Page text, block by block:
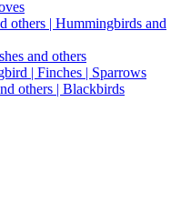
others | Hummingbirds and
and others
| Finches | Sparrows
others | Blackbirds